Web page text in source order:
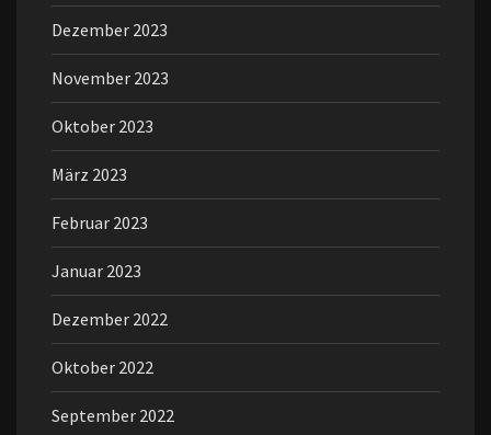
Dezember 2023
November 2023
Oktober 2023
März 2023
Februar 2023
Januar 2023
Dezember 2022
Oktober 2022
September 2022